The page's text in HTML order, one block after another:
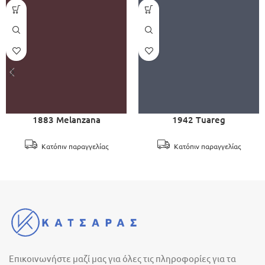
1883 Melanzana
Κατόπιν παραγγελίας
1942 Tuareg
Κατόπιν παραγγελίας
Επικοινωνήστε μαζί μας για όλες τις πληροφορίες για τα